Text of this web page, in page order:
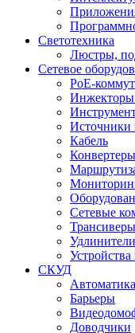
Светотехника
Люстры,
Сетевое
PoE-
Инжекторы
Источники
Кабель
Конвертеры
Сетевые
Трансиверы
Удлинители
СКУД
Барьеры
Доводчики